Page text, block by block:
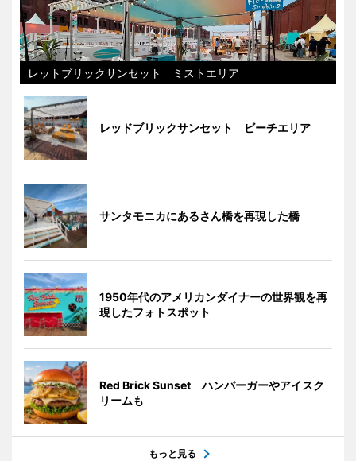
レットブリックサンセット ミストエリア
レッドブリックサンセット ビーチエリア
サンタモニカにあるさん橋を再現した橋
1950年代のアメリカンダイナーの世界観を再
現したフォトスポット
Red Brick Sunset ハンバーガーやアイスク
リームも
もっと見る